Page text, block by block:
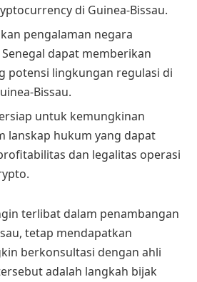
di Guinea-Bissau.
pengalaman negara
dapat memberikan
potensi lingkungan regulasi di
Bissau.
untuk kemungkinan
lanskap hukum yang dapat
dan legalitas operasi
terlibat dalam penambangan
tetap mendapatkan
berkonsultasi dengan ahli
adalah langkah bijak